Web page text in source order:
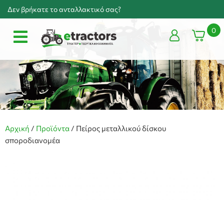
Δεν βρήκατε το ανταλλακτικό σας?
0
Αρχική / Προϊόντα / Πείρος μεταλλικού δίσκου
σποροδιανομέα